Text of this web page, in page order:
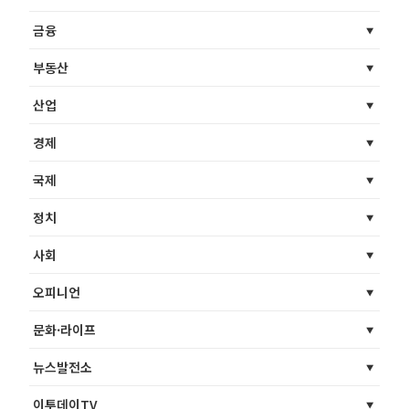
금융
부동산
산업
경제
국제
정치
사회
오피니언
문화·라이프
뉴스발전소
이투데이TV